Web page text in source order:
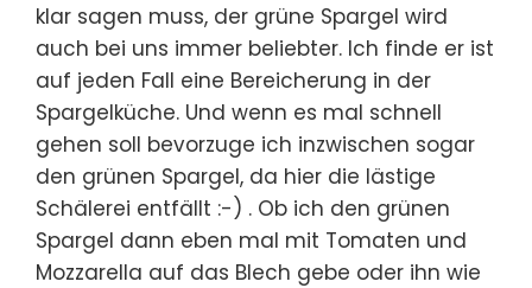
klar sagen muss, der grüne Spargel wird
auch bei uns immer beliebter. Ich finde er ist
auf jeden Fall eine Bereicherung in der
Spargelküche. Und wenn es mal schnell
gehen soll bevorzuge ich inzwischen sogar
den grünen Spargel, da hier die lästige
Schälerei entfällt :-) . Ob ich den grünen
Spargel dann eben mal mit Tomaten und
Mozzarella auf das Blech gebe oder ihn wie